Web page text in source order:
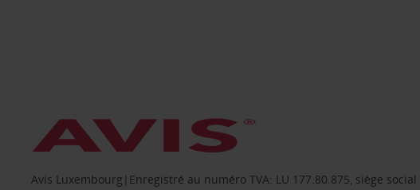
Avis Luxembourg|Enregistré au numéro TVA: LU 177.80.875, siège